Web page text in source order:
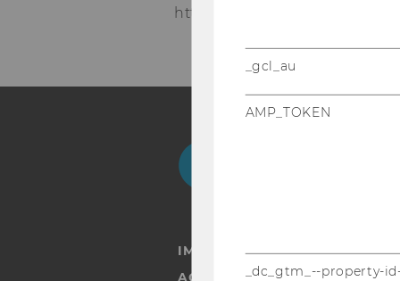
https://www.wu.ac.at/en/mm
IMPRINT
ACCESSABILITY STATEMENT
_gcl_au
AMP_TOKEN
_dc_gtm_--property-